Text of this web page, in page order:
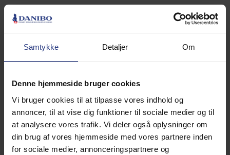
Samtykke Detaljer Om
Denne hjemmeside bruger cookies
Vi bruger cookies til at tilpasse vores indhold og
annoncer, til at vise dig funktioner til sociale medier og til
at analysere vores trafik. Vi deler også oplysninger om
din brug af vores hjemmeside med vores partnere inden
for sociale medier, annonceringspartnere og
Danibos åbningstider
Har I bestilt sengelinned, barneseng,
barnestol eller andre lejeprodukter?
åbningstiden placeres de lejede produkter ved kontorets
bagindgang fra “Hovedgaden”.
Depositum
Depositum opkræves i mange tilfælde ved booking. Denne
dækker eventuelle skader eller manglende rengøring. El- og
vandforbrug må ikke modregnes i depositummet. Beløbet